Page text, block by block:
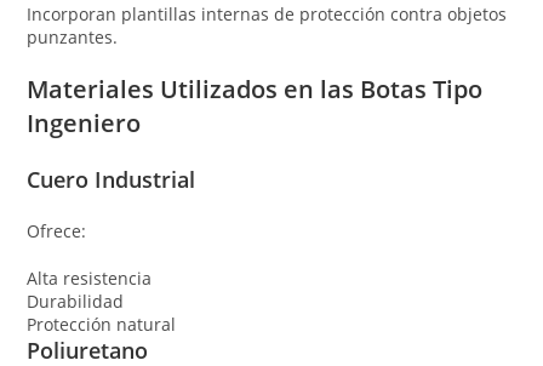
Incorporan plantillas internas de protección contra objetos
punzantes.
Materiales Utilizados en las Botas Tipo
Ingeniero
Cuero Industrial
Ofrece:
Alta resistencia
Durabilidad
Protección natural
Poliuretano